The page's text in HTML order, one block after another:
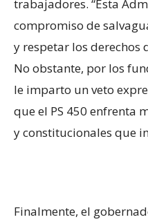
trabajadores. “Esta
compromiso de
y respetar los derechos
No obstante, por los
le imparto un veto
que el PS 450 enfrenta
y constitucionales que
Finalmente, el